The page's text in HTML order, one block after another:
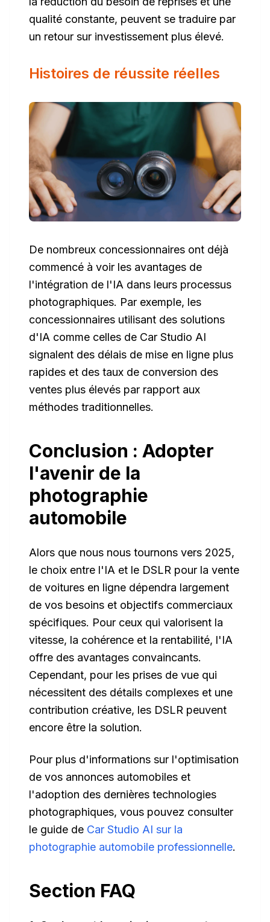
qualité constante, peuvent se traduire par
un retour sur investissement plus élevé.
Histoires de réussite réelles
De nombreux concessionnaires ont déjà
commencé à voir les avantages de
l'intégration de l'IA dans leurs processus
photographiques. Par exemple, les
concessionnaires utilisant des solutions
d'IA comme celles de Car Studio AI
signalent des délais de mise en ligne plus
rapides et des taux de conversion des
ventes plus élevés par rapport aux
méthodes traditionnelles.
Conclusion : Adopter
l'avenir de la
photographie
automobile
Alors que nous nous tournons vers 2025,
le choix entre l'IA et le DSLR pour la vente
de voitures en ligne dépendra largement
de vos besoins et objectifs commerciaux
spécifiques. Pour ceux qui valorisent la
vitesse, la cohérence et la rentabilité, l'IA
offre des avantages convaincants.
Cependant, pour les prises de vue qui
nécessitent des détails complexes et une
contribution créative, les DSLR peuvent
encore être la solution.
Pour plus d'informations sur l'optimisation
de vos annonces automobiles et
l'adoption des dernières technologies
photographiques, vous pouvez consulter
le guide de Car Studio AI sur la
photographie automobile professionnelle.
Section FAQ